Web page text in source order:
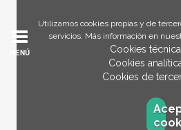
Utilizamos cookies propias y de
servicios. Más información en
Cookies
Cookies
Cookies de
MENÚ